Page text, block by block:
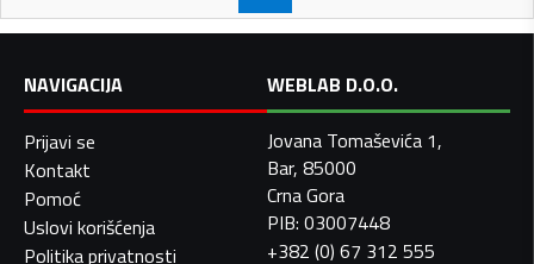
NAVIGACIJA
Prijavi se
Kontakt
Pomoć
Uslovi korišćenja
Politika privatnosti
WEBLAB D.O.O.
Jovana Tomaševića 1,
Bar, 85000
Crna Gora
PIB: 03007448
+382 (0) 67 312 555